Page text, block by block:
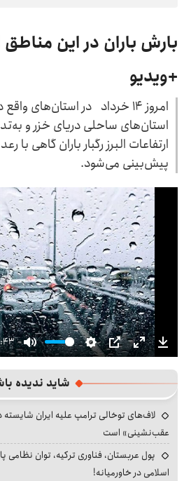
بارش باران در این
+ویدیو
امروز ۱۴ خرداد در استان‌های
استان‌های ساحلی دریای خزر و
ارتفاعات البرز رگبار باران گاهی
پیش‌بینی می‌شود.
Mute Settings
PIP Enter
شاید ندیده
لاف‌های توخالی ترامپ علیه ایران
عقب‌نشینی» است
پول عربستان، فناوری ترکیه، توان نظامی
اسلامی در خاورمیانه!